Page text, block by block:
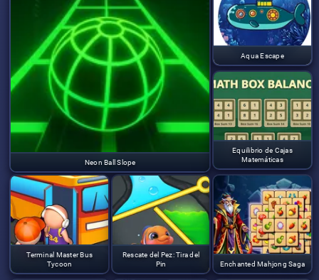
Neon Ball Slope
Aqua Escape
Equilibrio de Cajas
Matemáticas
Terminal Master Bus
Tycoon
Rescate del Pez: Tira del
Pin
Enchanted Mahjong Saga